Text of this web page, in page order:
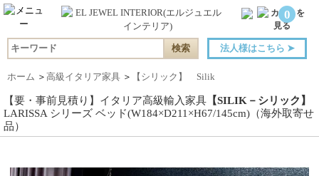
0
法人様はこちら ➤
ホーム ＞ 高級イタリア家具 ＞ 【シリック】 Silik
【要・事前見積り】イタリア高級輸入家具 【SILIK－シリック】
LARISSA シリーズ ベッド(W184×D211×H67/145cm)（海外取寄せ
品）